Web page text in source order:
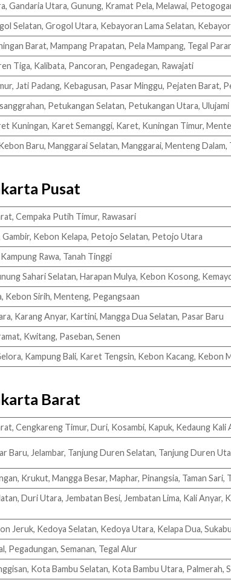
Gandaria Utara, Gunung, Kramat Pela, Melawai,
Selatan, Grogol Utara, Kebayoran Lama Selatan,
Barat, Mampang Prapatan, Pela Mampang, Tegal
Tiga, Kalibata, Pancoran, Pengadegan, Rawajati
Jati Padang, Kebagusan, Pasar Minggu, Pejaten Barat,
Petukangan Selatan, Petukangan Utara, Ulujami
Kuningan, Karet Semanggi, Karet, Kuningan Timur,
Baru, Manggarai Selatan, Manggarai, Menteng
Pusat
Cempaka Putih Timur, Rawasari
Kebon Kelapa, Petojo Selatan, Petojo Utara
Rawa, Tanah Tinggi
Sahari Selatan, Harapan Mulya, Kebon Kosong,
Kebon Sirih, Menteng, Pegangsaan
Karang Anyar, Kartini, Mangga Dua Selatan, Pasar Baru
Kwitang, Paseban, Senen
Kampung Bali, Karet Tengsin, Kebon Kacang, Kebon
Barat
Cengkareng Timur, Duri, Kosambi, Kapuk, Kedaung Kali
Baru, Jelambar, Tanjung Duren Selatan, Tanjung Duren
Krukut, Mangga Besar, Maphar, Pinangsia, Taman Sari,
Duri Utara, Jembatan Besi, Jembatan Lima, Kali Anyar,
Jeruk, Kedoya Selatan, Kedoya Utara, Kelapa Dua,
Pegadungan, Semanan, Tegal Alur
Kota Bambu Selatan, Kota Bambu Utara, Palmerah,